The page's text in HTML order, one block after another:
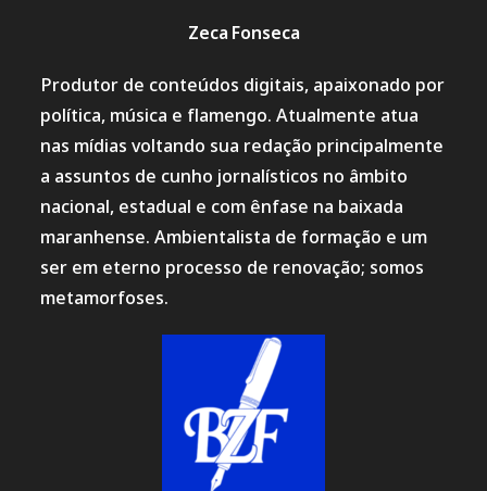
Zeca Fonseca
Produtor de conteúdos digitais, apaixonado por
política, música e flamengo. Atualmente atua
nas mídias voltando sua redação principalmente
a assuntos de cunho jornalísticos no âmbito
nacional, estadual e com ênfase na baixada
maranhense. Ambientalista de formação e um
ser em eterno processo de renovação; somos
metamorfoses.